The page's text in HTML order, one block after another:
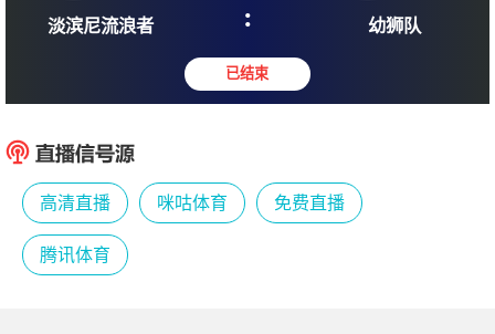
淡滨尼流浪者
2026-01-16 19:30:00
: 幼
高清直播 咪咕体育 免费直播
腾讯体育